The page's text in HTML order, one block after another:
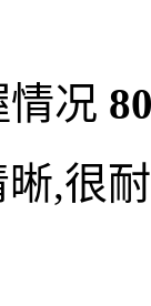
情况
,很